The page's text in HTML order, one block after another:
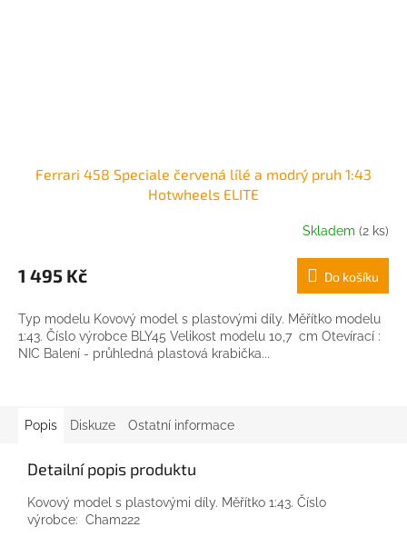
Ferrari 458 Speciale červená lílé a modrý pruh 1:43
Hotwheels ELITE
Skladem (2 ks)
1 495 Kč Do košíku
Typ modelu Kovový model s plastovými díly. Měřítko modelu
1:43. Číslo výrobce BLY45 Velikost modelu 10,7 cm Otevírací :
NIC Balení - průhledná plastová krabička...
Popis Diskuze Ostatní informace
Detailní popis produktu
Kovový model s plastovými díly. Měřítko 1:43. Číslo
výrobce: Cham222